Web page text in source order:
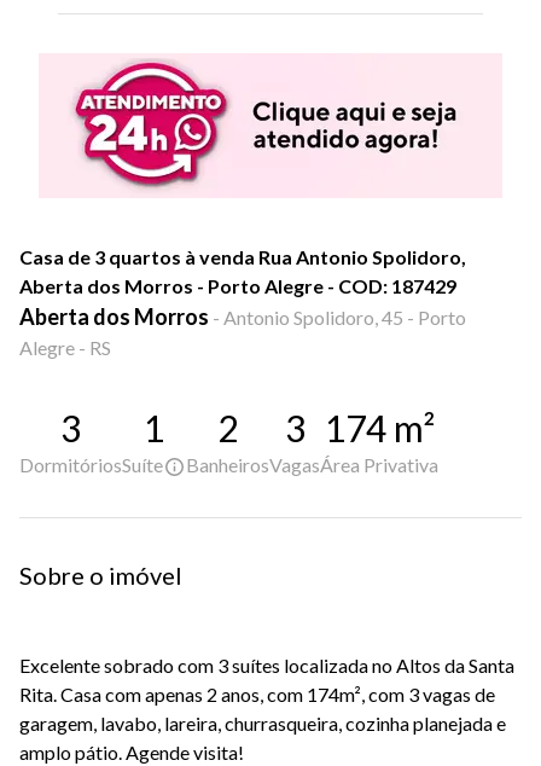
Casa de 3 quartos à venda Rua Antonio Spolidoro,
Aberta dos Morros - Porto Alegre - COD: 187429
Aberta dos Morros - Antonio Spolidoro, 45 - Porto
Alegre - RS
3
Dormitórios
1
Suíte
2
Banheiros
3
Vagas
174 m²
Área Privativa
Sobre o imóvel
Excelente sobrado com 3 suítes localizada no Altos da Santa
Rita. Casa com apenas 2 anos, com 174m², com 3 vagas de
garagem, lavabo, lareira, churrasqueira, cozinha planejada e
amplo pátio. Agende visita!